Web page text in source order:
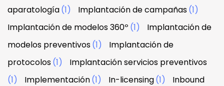
aparatología(1) Implantación de campañas(1)
Implantación de modelos 360º (1)
Implantación de
modelos preventivos(1)
Implantación de
protocolos(1)
Implantación servicios preventivos
(1)
Implementación(1) In-licensing(1)
Inbound